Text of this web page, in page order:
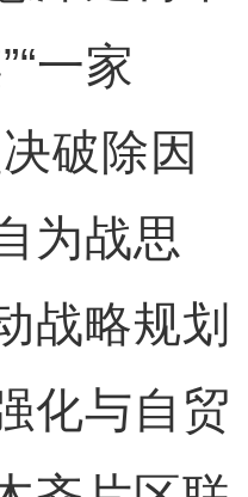
一家
破除因
为战思
战略规划
化与自贸